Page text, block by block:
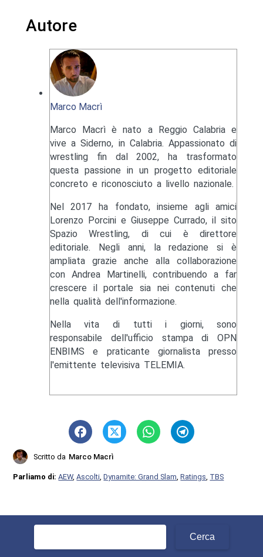
Autore
Marco Macrì
Marco Macrì è nato a Reggio Calabria e
vive a Siderno, in Calabria. Appassionato di
wrestling fin dal 2002, ha trasformato
questa passione in un progetto editoriale
concreto e riconosciuto a livello nazionale.
Nel 2017 ha fondato, insieme agli amici
Lorenzo Porcini e Giuseppe Currado, il sito
Spazio Wrestling, di cui è direttore
editoriale. Negli anni, la redazione si è
ampliata grazie anche alla collaborazione
con Andrea Martinelli, contribuendo a far
crescere il portale sia nei contenuti che
nella qualità dell'informazione.
Nella vita di tutti i giorni, sono
responsabile dell'ufficio stampa di OPN
ENBIMS e praticante giornalista presso
l'emittente televisiva TELEMIA.
Scritto da Marco Macrì
Parliamo di:AEW,Ascolti ,Dynamite: Grand Slam ,Ratings TBS